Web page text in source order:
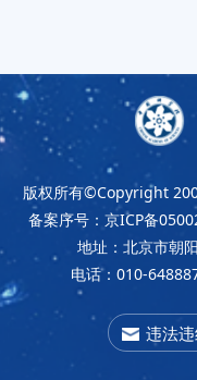
版权所有©Copyright
备案序号：京ICP备
地址：北京市朝
电话：010-
违法